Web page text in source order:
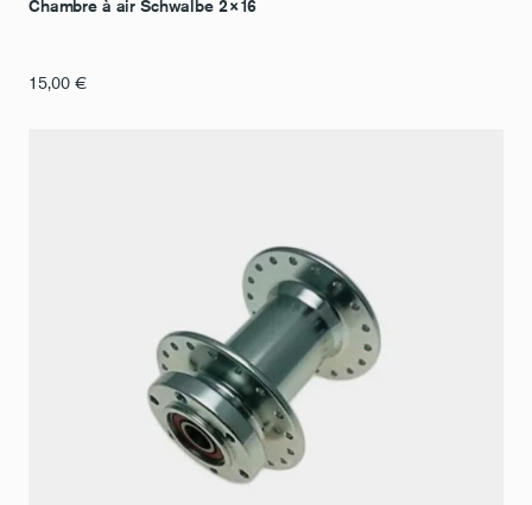
Chambre à air Schwalbe 2×16
15,00 €